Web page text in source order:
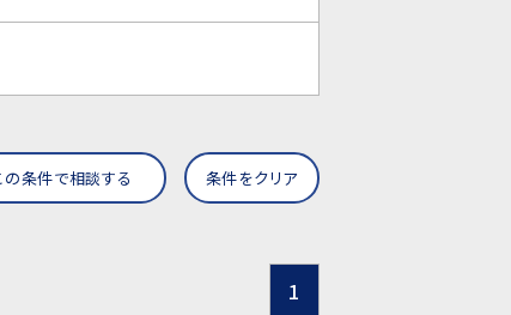
の条件で相談する 条件をクリア
1